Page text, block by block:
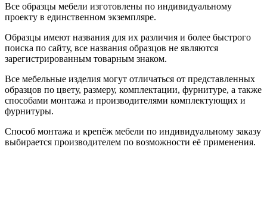
Все образцы мебели изготовлены по индивидуальному
проекту в единственном экземпляре.
Образцы имеют названия для их различия и более быстрого
поиска по сайту, все названия образцов не являются
зарегистрированным товарным знаком.
Все мебельные изделия могут отличаться от представленных
образцов по цвету, размеру, комплектации, фурнитуре, а также
способами монтажа и производителями комплектующих и
фурнитуры.
Способ монтажа и крепёж мебели по индивидуальному заказу
выбирается производителем по возможности её применения.